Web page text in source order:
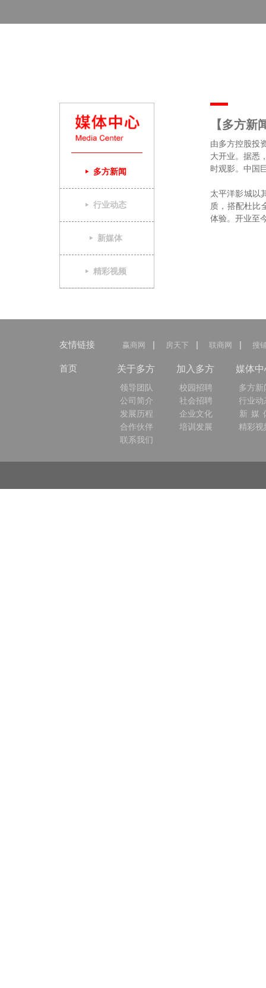
多方新闻
行业动态
新媒体
精彩视频
【多方
由多方控股投
大开业。据悉
时观影。中国
太平洋影城以
质，搭配杜比
体验。开业至
友情链接 赢商网 | 房天下 | 联商网 | 搜
首页 关于多方 加入多方 媒体中
领导团队
公司简介
发展历程
合作伙伴
联系我们
校园招聘
社会招聘
企业文化
培训发展
多方新
行业动
新 媒
精彩视